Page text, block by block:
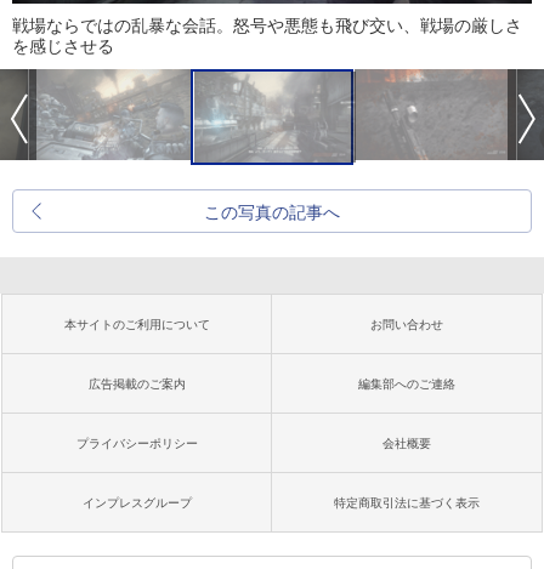
戦場ならではの乱暴な会話。怒号や悪態も飛び交い、戦場の厳しさ
を感じさせる
この写真の記事へ
本サイトのご利用について お問い合わせ
広告掲載のご案内 編集部へのご連絡
プライバシーポリシー 会社概要
インプレスグループ 特定商取引法に基づく表示